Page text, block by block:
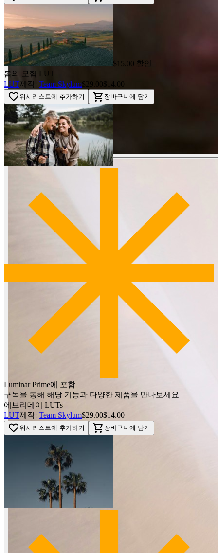
arrow_back_ios
arrow_forward_ios
AFTER
$15.00 할인
봄의 모험 LUT
LUT제작: Team Skylum$29.00$14.00
favorite_border 위시리스트에 추가하기 shopping_cart 장바구니에 담기
Luminar Prime에 포함
구독을 통해 해당 기능과 다양한 제품을 만나보세요
에브리데이 LUTs
LUT제작: Team Skylum$29.00$14.00
favorite_border 위시리스트에 추가하기 shopping_cart 장바구니에 담기